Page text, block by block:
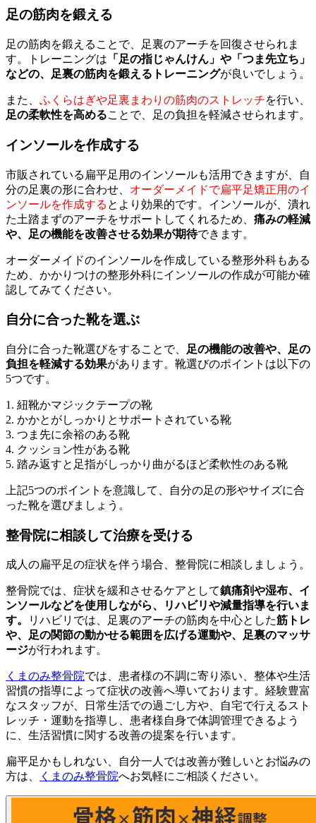
足の筋肉を鍛える
足の筋肉を鍛えることで、足裏のアーチを回復させられま
す。トレーニングは 「足の指じゃんけん」や「つま先立ち」
などの、足裏の筋肉を鍛えるトレーニングが良いでしょう。
また、 ふくらはぎや足裏まわりの筋肉のストレッチを行い、
足の柔軟性を高めることで、足の負担を軽減させられます。
インソールを作成する
市販されている扁平足用のインソールも活用できますが、自
分の足裏の形に合わせ、 オーダーメイドで扁平足矯正用のイ
ンソールを作成する とより効果的です。インソールが、潰れ
た土踏まずのアーチをサポートしてくれるため、 痛みの軽減
や、足の機能を改善させる効果が期待できます。
オーダーメイドのインソールを作成している整形外科もある
ため、かかりつけの整形外科にインソールの作成が可能か確
認してみてください。
自分に合った靴を選ぶ
自分に合った靴選びをすることで、
足の機能の改善や、足の
負担を軽減する効果があります。靴選びのポイントは以下の
5つです。
1. 紐靴かマジックテープの靴
2. かかとがしっかりとサポートされている靴
3. つま先に余裕のある靴
4. クッション性がある靴
5. 踏み返すと足指がしっかり曲がるほど柔軟性のある靴
上記5つのポイントを意識して、自分の足の形やサイズに合
った靴を選びましょう。
整骨院に相談して治療を受ける
成人の扁平足の症状を伴う場合、整骨院に相談しましょう。
整骨院では、症状を緩和させるケアとして鎮痛剤や湿布、イ
ンソールなどを使用しながら、リハビリや減量指導を行いま
す。
リハビリでは、足裏のアーチの筋肉を中心とした筋トレ
や、足の関節の動かせる範囲を広げる運動や、足裏のマッサ
ージが行われます。
くまのみ整骨院では、患者様の不調に寄り添い、整体や生活
習慣の指導によって症状の改善へ導いております。経験豊富
なスタッフが、日常生活での過ごし方や、自宅で行えるスト
レッチ・運動を指導し、患者様自身で体調管理できるよう
に、生活習慣に関する改善の提案を行います。
扁平足かもしれない、自分一人では改善が難しいとお悩みの
方は、
くまのみ整骨院へお気軽にご相談ください。